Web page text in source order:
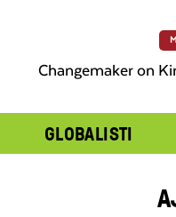
Changemaker on
GLOBALISTI